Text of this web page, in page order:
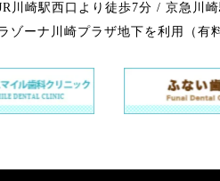
川崎駅西口より徒歩7分 / 京急川
ゾーナ川崎プラザ地下を利用（有